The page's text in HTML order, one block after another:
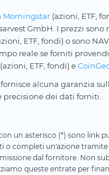
Morningstar (azioni, ETF,
GmbH. I prezzi sono
ETF, fondi) o sono NAV
reale se forniti
(azioni, ETF, fondi) e
alcuna garanzia
precisione dei dati forniti.
un asterisco (*) sono link
o completi un'azione
dal fornitore. Non
queste entrate per